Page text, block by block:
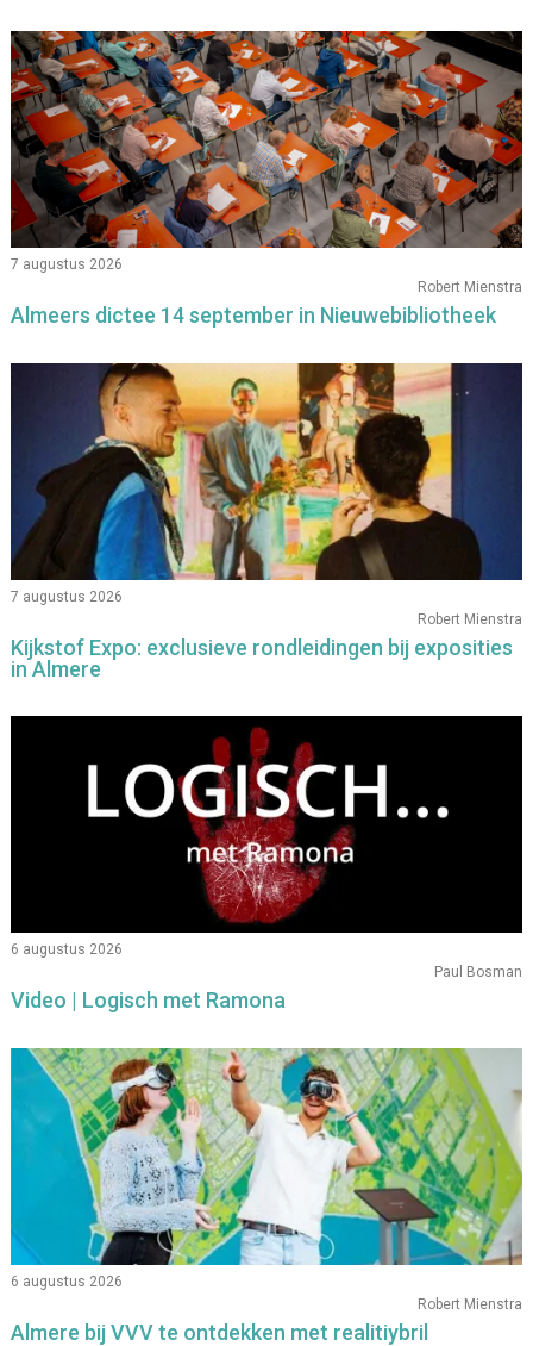
7 augustus 2026
Robert Mienstra
Almeers dictee 14 september in Nieuwebibliotheek
7 augustus 2026
Robert Mienstra
Kijkstof Expo: exclusieve rondleidingen bij exposities
in Almere
6 augustus 2026
Paul Bosman
Video | Logisch met Ramona
6 augustus 2026
Robert Mienstra
Almere bij VVV te ontdekken met realitiybril